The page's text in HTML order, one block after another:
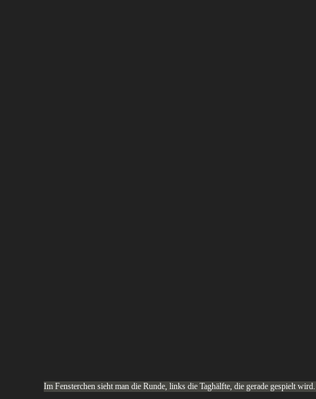
Im Fensterchen sieht man die Runde, links die Taghälfte, die gerade gespielt wird.